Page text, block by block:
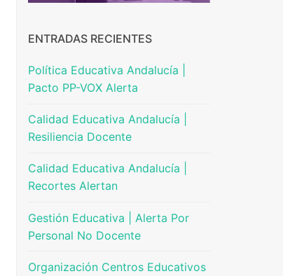
ENTRADAS RECIENTES
Política Educativa Andalucía |
Pacto PP-VOX Alerta
Calidad Educativa Andalucía |
Resiliencia Docente
Calidad Educativa Andalucía |
Recortes Alertan
Gestión Educativa | Alerta Por
Personal No Docente
Organización Centros Educativos